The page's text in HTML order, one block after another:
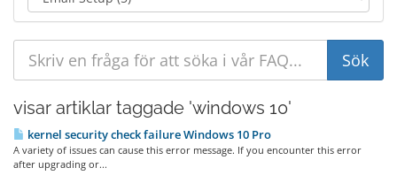
visar artiklar taggade 'windows 10'
kernel security check failure Windows 10 Pro
A variety of issues can cause this error message. If you encounter this error
after upgrading or...